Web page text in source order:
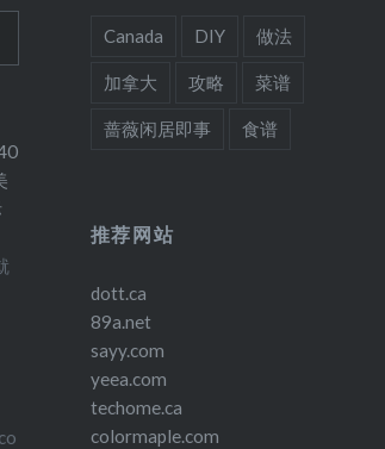
Canada DIY 做法
加拿大 攻略 菜谱
蔷薇闲居即事 食谱
推荐网站
dott.ca
89a.net
sayy.com
yeea.com
techome.ca
colormaple.com